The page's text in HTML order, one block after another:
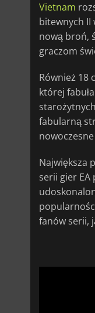
Vietnam
bitewnych II
nową broń,
graczom
Również 18
której
fabularną
Największa
serii gier
fanów serii,